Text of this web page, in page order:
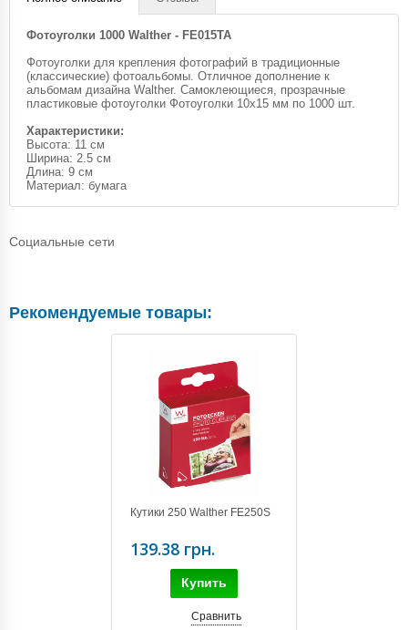
Фотоуголки 1000 Walther - FE015TA
Фотоуголки для крепления фотографий в традиционные
(классические) фотоальбомы. Отличное дополнение к
альбомам дизайна Walther. Самоклеющиеся, прозрачные
пластиковые фотоуголки Фотоуголки 10x15 мм по 1000 шт.
Характеристики:
Высота: 11 см
Ширина: 2.5 см
Длина: 9 см
Материал: бумага
Социальные сети
Рекомендуемые товары:
Кутики 250 Walther FE250S
139.38 грн.
Купить
Сравнить